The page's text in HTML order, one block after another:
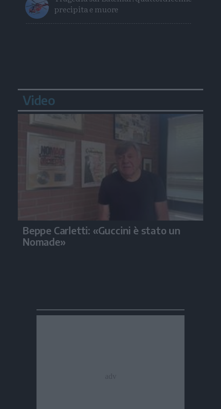
precipita e muore
Video
Beppe Carletti: «Guccini è stato un
Nomade»